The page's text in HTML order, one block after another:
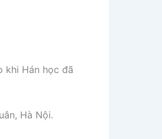
khi Hán học đã
Hà Nội.